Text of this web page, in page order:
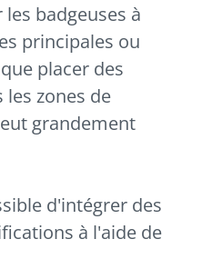
badgeuses à
principales ou
placer des
les zones de
grandement
d'intégrer des
à l'aide de